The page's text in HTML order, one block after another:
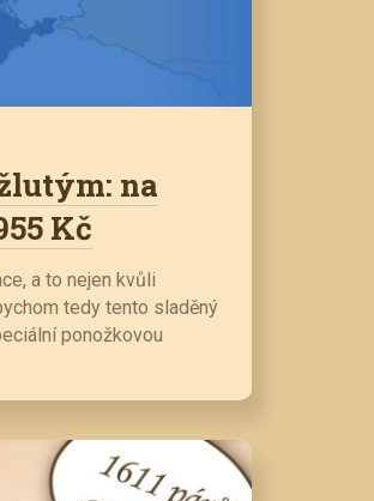
na
Kč
a to nejen kvůli
tedy tento sladěný
ponožkovou